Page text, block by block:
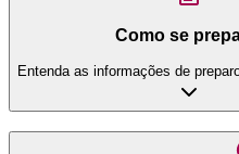
Como se
Entenda as informações de